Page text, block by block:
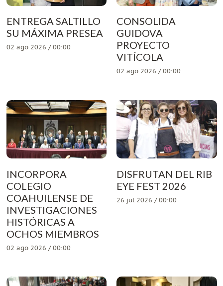
ENTREGA SALTILLO
SU MÁXIMA PRESEA
02 ago 2026 / 00:00
CONSOLIDA
GUIDOVA
PROYECTO
VITÍCOLA
02 ago 2026 / 00:00
INCORPORA
COLEGIO
COAHUILENSE DE
INVESTIGACIONES
HISTÓRICAS A
OCHOS MIEMBROS
02 ago 2026 / 00:00
DISFRUTAN DEL RIB
EYE FEST 2026
26 jul 2026 / 00:00